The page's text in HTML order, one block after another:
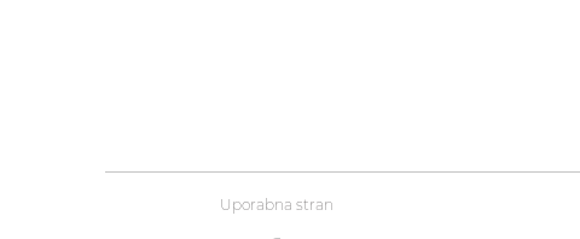
Uporabna stran